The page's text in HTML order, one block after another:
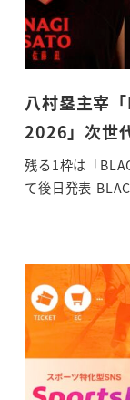
八村塁主宰
2026」次世
残る1枠は「
て後日発表